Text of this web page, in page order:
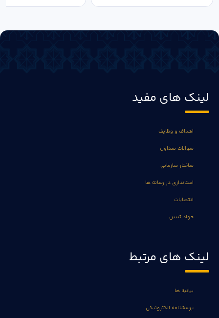
لینک های مفید
اهداف و وظایف
سوالات متداول
ساختار سازمانی
استانداری در رسانه ها
انتصابات
جهاد تبیین
لینک های مرتبط
بیانیه ها
پرسشنامه الکترونیکی